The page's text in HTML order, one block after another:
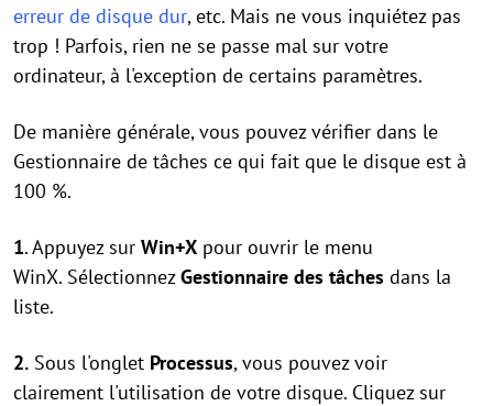
erreur de disque dur, etc. Mais ne vous inquiétez pas
trop ! Parfois, rien ne se passe mal sur votre
ordinateur, à l'exception de certains paramètres.
De manière générale, vous pouvez vérifier dans le
Gestionnaire de tâches ce qui fait que le disque est à
100 %.
1. Appuyez sur Win+X pour ouvrir le menu
WinX. SélectionnezGestionnaire des tâches dans la
liste.
2. Sous l'onglet Processus, vous pouvez voir
clairement l'utilisation de votre disque. Cliquez sur